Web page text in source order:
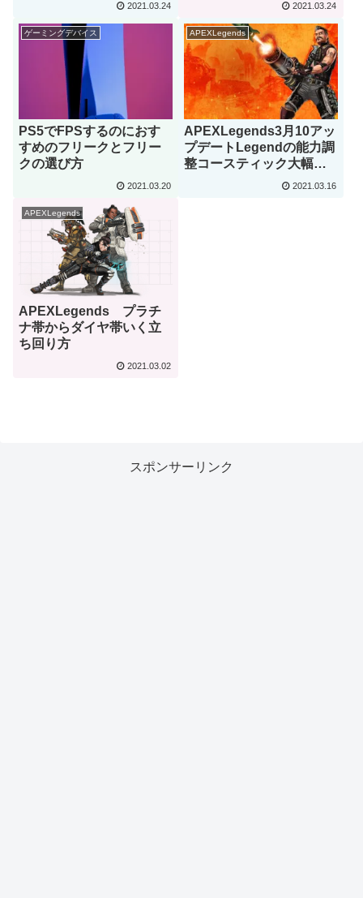
2021.03.24 2021.03.24
ゲーミングデバイス
PS5でFPSするのにおす
すめのフリークとフリー
クの選び方
2021.03.20
APEXLegends
APEXLegends3月10アッ
プデートLegendの能力調
整コースティック大幅弱
体化＆マスティフ弱体化
2021.03.16
APEXLegends
APEXLegends プラチ
ナ帯からダイヤ帯いく立
ち回り方
2021.03.02
スポンサーリンク